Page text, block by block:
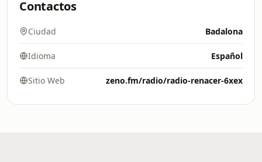
Contactos
Ciudad Badalona
Idioma Español
Sitio Web zeno.fm/radio/radio-renacer-6xex